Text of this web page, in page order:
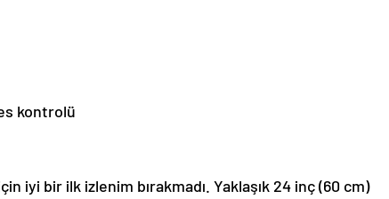
kontrolü
iyi bir ilk izlenim bırakmadı. Yaklaşık 24 inç (60 cm)